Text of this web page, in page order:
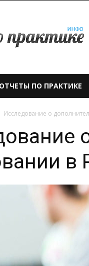
ОТЧЕТЫ ПО ПРАКТИКЕ
Исследование о
в